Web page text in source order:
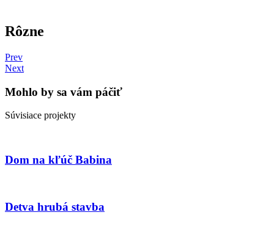
Rôzne
Prev
Next
Mohlo by sa vám páčiť
Súvisiace projekty
Dom na kľúč Babina
Detva hrubá stavba